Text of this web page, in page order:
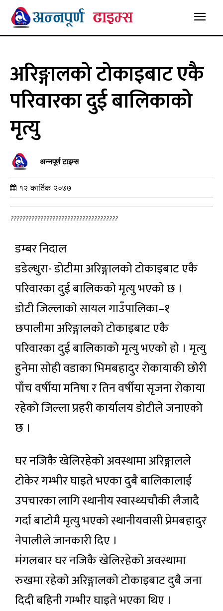
अरिङ्गालको टोकाइबाट एकै
परिवारका दुई बालिकाको
मृत्यु
अन्नपूर्ण टाइम्स
१२ कार्तिक २०७७
????????????????????????????????????
डम्बर निदाल
डडेल्धुरा- डोटीमा अरिङ्गालको टोकाइबाट एकै
परिवारका दुई बालिकको मृत्यु भएको छ ।
डोटी जिल्लाको सायल गाउँपालिका–१
छपालीमा अरिङ्गालको टोकाइबाट एकै
परिवारका दुई बालिकाको मृत्यु भएको हो । मृत्यु
हुनेमा सोही वडाका भिमबहादुर रोकायाकी छोरी
पाँच वर्षीया मनिषा र तिन वर्षीया सृजना रोकाया
रहेको जिल्ला प्रहरी कार्यालय डोटीले जनाएको
छ ।
घर नजिकै खेलिरहेको अवस्थामा अरिङ्गालले
टोकेर गम्भीर घाइते भएका दुबै बालिकालाई
उपचारका लागि स्थानीय स्वास्थ्यचौकी लैजादै
गर्दा बाटोमै मृत्यु भएको स्थानीयवासी प्रेमबहादुर
नेपालीले जानकारी दिए ।
मंगलबार घर नजिकै खेलिरहेको अवस्थामा
रुखमा रहेको अरिङ्गालको टोकाइबाट दुबै जना
दिदी बहिनी गम्भीर घाइते भएका थिए ।